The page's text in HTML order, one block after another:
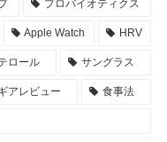
プロバイオティクス
Apple Watch HRV
ロール サングラス
アレビュー 食事法